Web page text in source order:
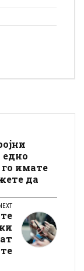
имате
да